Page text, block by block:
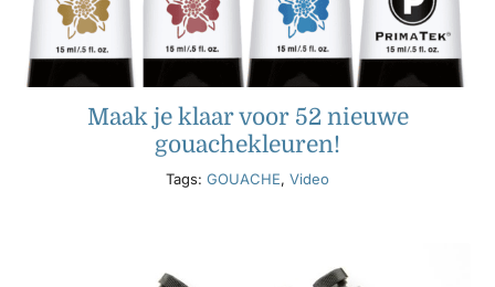
Maak je klaar voor 52 nieuwe
gouachekleuren!
Tags: GOUACHE, Video